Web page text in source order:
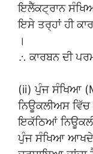
ਇਲੈੱਕਟ੍ਰਾਨ
ਇਸੇ ਤਰ੍ਹਾਂ ਹੀ
।
∴ ਕਾਰਬਨ ਦੀ
(ii) ਪੁੰਜ ਸੰਖਿਆ
ਨਿਊਕਲੀਅਸ ਵਿੱਚ
ਇਕੱਠਿਆਂ
ਪੁੰਜ ਸੰਖਿਆ ਆਖਦੇ